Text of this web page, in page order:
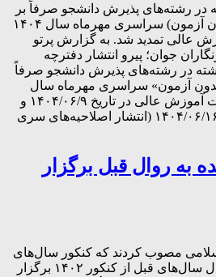
در رشته‌های پذیرش دانشجو صرفاً بر
اساس سوابق تحصیلی (بدون آزمون) سراسری مهرماه سال ۱۴۰۴
عالی تمدید شد. به گزارش پرتو
جوان؛ پیرو انتشار دفترچه
در رشته‌های پذیرش دانشجو صرفاً
آزمون» سراسری مهرماه سال
۱۴۰۴ دانشگاه‌ها و مؤسسات آموزش عالی در تاریخ ۱۴۰۴/۰۶/۹ و
همچنین اطلاعیه‌های تاریخ ۱۴۰۴/۰۶/۱۶ (انتشار اصلاحیه‌های سری
به روال قبل برگزار
مصوب کردند که کنکور سال‌های
۱۴۰۳، ۱۴۰۴ و ۱۴۰۵ به روال سال‌های قبل از کنکور ۱۴۰۲ برگزار